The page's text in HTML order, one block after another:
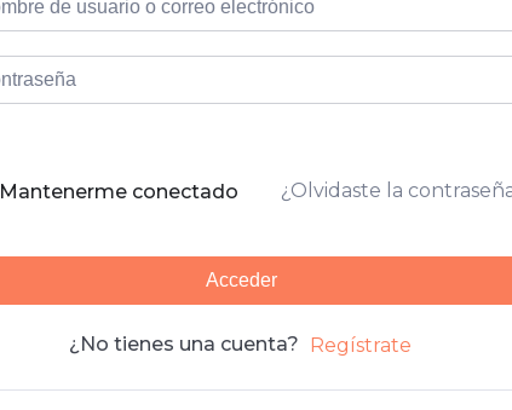
Mantenerme conectado ¿Olvidaste la
Acceder
¿No tienes una cuenta? Regístrate